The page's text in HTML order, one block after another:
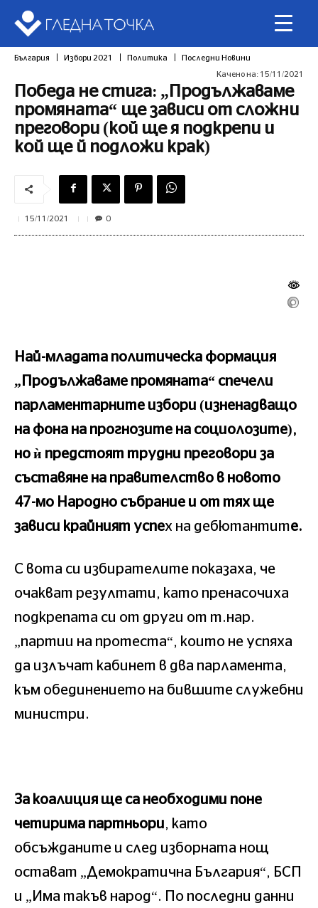
България Избори 2021 Политика Последни Новини
Качено на: 15/11/2021
Победа не стига: „Продължаваме
промяната“ ще зависи от сложни
преговори (кой ще я подкрепи и
кой ще й подложи крак)
15/11/2021 0
Най-младата политическа формация
„Продължаваме промяната“ спечели
парламентарните избори (изненадващо
на фона на прогнозите на социолозите),
но ѝ предстоят трудни преговори за
съставяне на правителство в новото
47-мо Народно събрание и от тях ще
зависи крайният успех на дебютантите.
С вота си избирателите показаха, че
очакват резултати, като пренасочиха
подкрепата си от други от т.нар.
„партии на протеста“, които не успяха
да излъчат кабинет в два парламента,
към обединението на бившите служебни
министри.
За коалиция ще са необходими поне
четирима партньори, като
обсъжданите и след изборната нощ
остават „Демократична България“, БСП
и „Има такъв народ“. По последни данни